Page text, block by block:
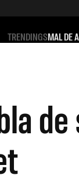
TRENDINGSMAL DE